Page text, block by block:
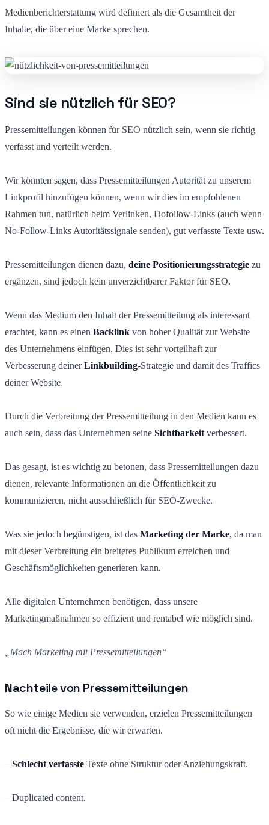
Medienberichterstattung wird definiert als die Gesamtheit der
Inhalte, die über eine Marke sprechen.
Sind sie nützlich für SEO?
Pressemitteilungen können für SEO nützlich sein, wenn sie richtig
verfasst und verteilt werden.
Wir könnten sagen, dass Pressemitteilungen Autorität zu unserem
Linkprofil hinzufügen können, wenn wir dies im empfohlenen
Rahmen tun, natürlich beim Verlinken, Dofollow-Links (auch wenn
No-Follow-Links Autoritätssignale senden), gut verfasste Texte usw.
Pressemitteilungen dienen dazu, deine Positionierungsstrategie zu
ergänzen, sind jedoch kein unverzichtbarer Faktor für SEO.
Wenn das Medium den Inhalt der Pressemitteilung als interessant
erachtet, kann es einen Backlink von hoher Qualität zur Website
des Unternehmens einfügen. Dies ist sehr vorteilhaft zur
Verbesserung deinerLinkbuilding-Strategie und damit des Traffics
deiner Website.
Durch die Verbreitung der Pressemitteilung in den Medien kann es
auch sein, dass das Unternehmen seine Sichtbarkeit verbessert.
Das gesagt, ist es wichtig zu betonen, dass Pressemitteilungen dazu
dienen, relevante Informationen an die Öffentlichkeit zu
kommunizieren, nicht ausschließlich für SEO-Zwecke.
Was sie jedoch begünstigen, ist das Marketing der Marke, da man
mit dieser Verbreitung ein breiteres Publikum erreichen und
Geschäftsmöglichkeiten generieren kann.
Alle digitalen Unternehmen benötigen, dass unsere
Marketingmaßnahmen so effizient und rentabel wie möglich sind.
„Mach Marketing mit Pressemitteilungen“
Nachteile von Pressemitteilungen
So wie einige Medien sie verwenden, erzielen Pressemitteilungen
oft nicht die Ergebnisse, die wir erwarten.
– Schlecht verfasste Texte ohne Struktur oder Anziehungskraft.
– Duplicated content.